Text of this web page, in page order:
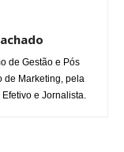
de Gestão e Pós
de Marketing, pela
e Jornalista.